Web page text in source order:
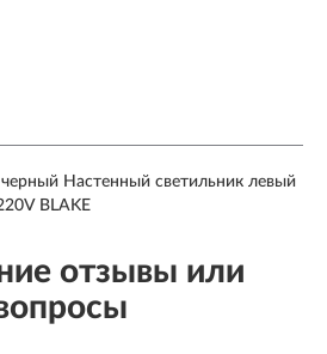
Настенный светильник левый
BLAKE
отзывы или